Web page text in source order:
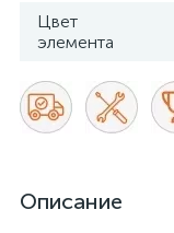
Цвет
элемента
Описание